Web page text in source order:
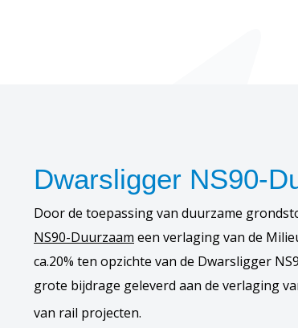
Dwarsligger NS90-
Door de toepassing van duurzame
NS90-Duurzaam een verlaging van de
ca.20% ten opzichte van de Dwarsligger
grote bijdrage geleverd aan de verlaging
van rail projecten.